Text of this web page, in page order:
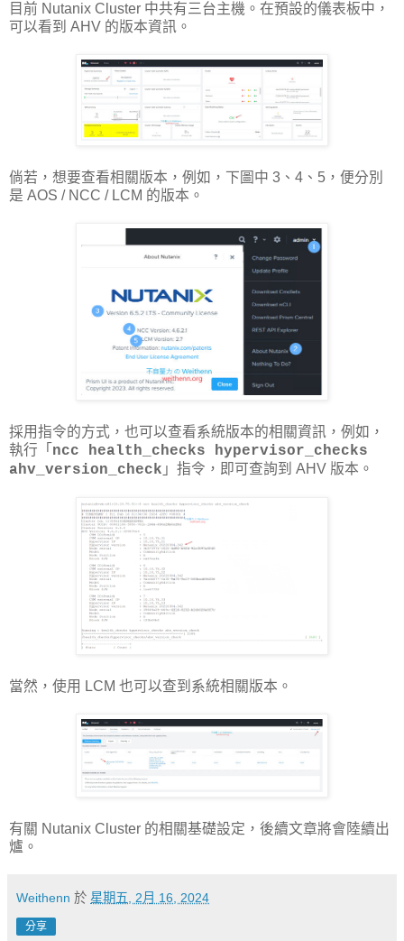
目前 Nutanix Cluster 中共有三台主機。在預設的儀表板中，
可以看到 AHV 的版本資訊。
倘若，想要查看相關版本，例如，下圖中 3、4、5，便分別
是 AOS / NCC / LCM 的版本。
採用指令的方式，也可以查看系統版本的相關資訊，例如，
執行「 ncc health_checks hypervisor_checks
ahv_version_check 」指令，即可查詢到 AHV 版本。
當然，使用 LCM 也可以查到系統相關版本。
有關 Nutanix Cluster 的相關基礎設定，後續文章將會陸續出
爐。
Weithenn 於 星期五, 2月 16, 2024
分享